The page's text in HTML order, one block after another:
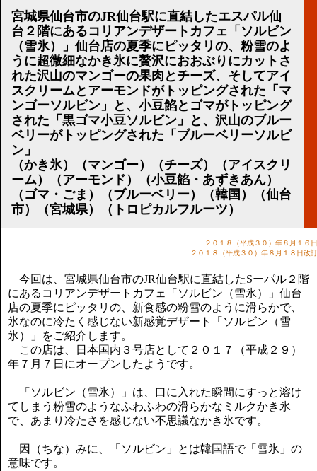
リンク集
顧問契約について
講演のご案内
気をつけたい法律のポイント
武田正男の独り言
宮城県仙台市のJR仙台駅に直結したエスパル仙
台２階にあるコリアンデザートカフェ「ソルビン
（雪氷）」仙台店の夏季にピッタリの、粉雪のよ
うに超微細なかき氷に贅沢におおぶりにカットさ
れた沢山のマンゴーの果肉とチーズ、そしてアイ
スクリームとアーモンドがトッピングされた「マ
ンゴーソルビン」と、小豆餡とゴマがトッピング
された「黒ゴマ小豆ソルビン」と、沢山のブルー
ベリーがトッピングされた「ブルーベリーソルビ
ン」
（かき氷）（マンゴー）（チーズ）（アイスクリ
ーム）（アーモンド）（小豆餡・あずきあん）
（ゴマ・ごま）（ブルーベリー）（韓国）（仙台
市）（宮城県）（トロピカルフルーツ）
２０１８（平成３０）年８月１６日
２０１８（平成３０）年８月１８日改訂
今回は、宮城県仙台市のJR仙台駅に直結したSーパル２階
にあるコリアンデザートカフェ「ソルビン（雪氷）」仙台
店の夏季にピッタリの、新食感の粉雪のように滑らかで、
氷なのに冷たく感じない新感覚デザート「ソルビン（雪
氷）」をご紹介します。
この店は、日本国内３号店として２０１７（平成２９）
年７月７日にオープンしたようです。
「ソルビン（雪氷）」は、口に入れた瞬間にすっと溶け
てしまう粉雪のようなふわふわの滑らかなミルクかき氷
で、あまり冷たさを感じない不思議なかき氷です。
因（ちな）みに、「ソルビン」とは韓国語で「雪氷」の
意味です。